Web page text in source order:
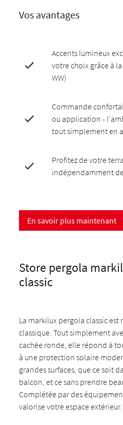
Vos avantages
Accents lumineux
votre choix grâce à
WW)
Commande
ou application -
tout simplement en
Profitez de votre
indépendamment
En savoir plus maintenant
Store pergola
classic
La markilux pergola classic
classique. Tout simplement
cachée ronde, elle répond à
à une protection solaire
grandes surfaces, que ce soit
balcon, et ce sans prendre
Complétée par des
valorise votre espace extérieur.